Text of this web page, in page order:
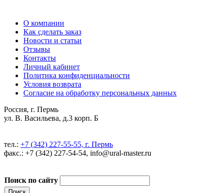
О компании
Как сделать заказ
Новости и статьи
Отзывы
Контакты
Личный кабинет
Политика конфиденциальности
Условия возврата
Согласие на обработку персональных данных
Россия, г. Пермь
ул. В. Васильева, д.3 корп. Б
тел.: +7 (342) 227-55-55, г. Пермь
факс.: +7 (342) 227-54-54, info@ural-master.ru
Поиск по сайту